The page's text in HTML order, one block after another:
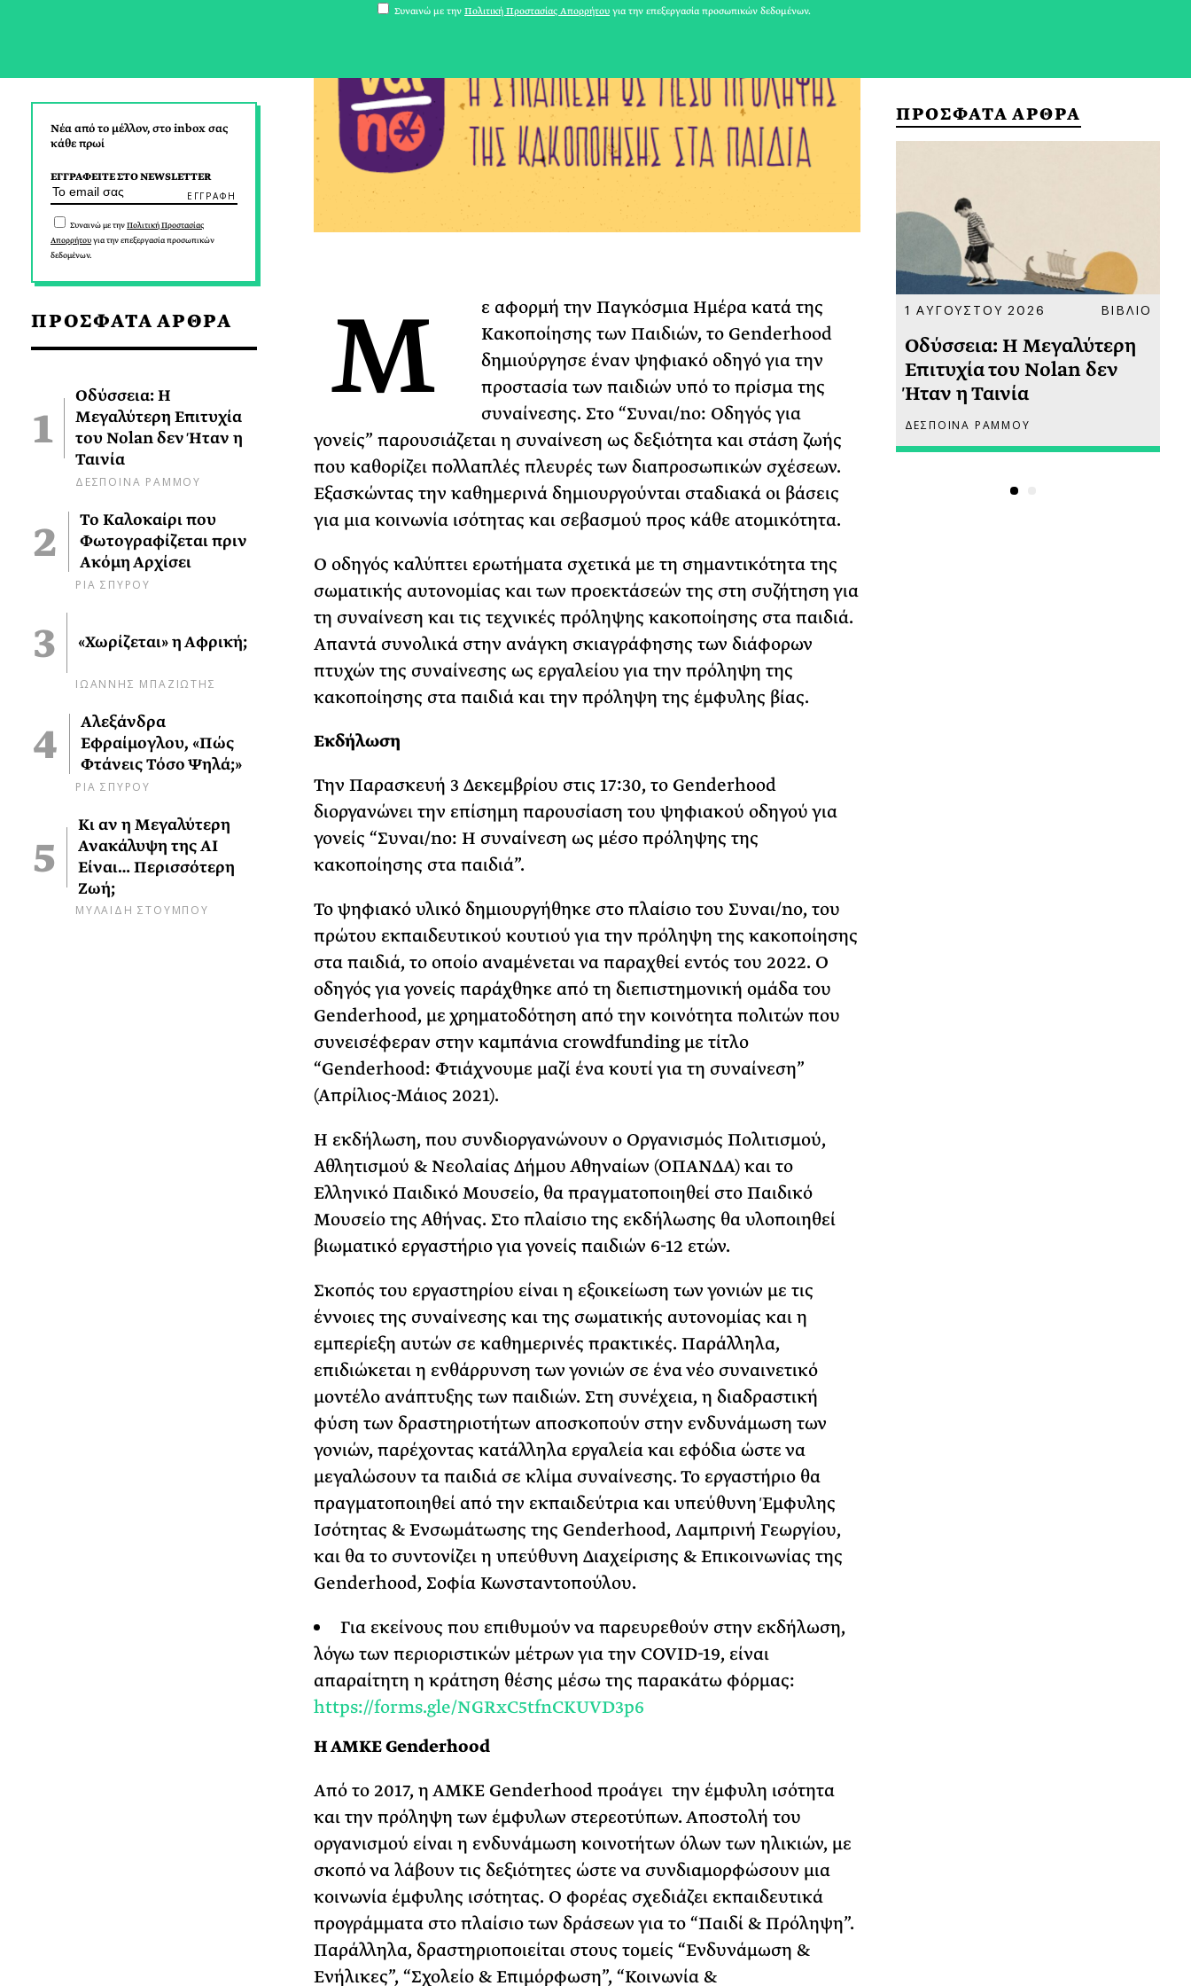
Νέα από το μέλλον, στο inbox σας
κάθε πρωί
ΕΓΓΡΑΦΕΙΤΕ ΣΤΟ NEWSLETTER
Συναινώ με τηνΠολιτική Προστασίας
Απορρήτουγια την επεξεργασία προσωπικών
δεδομένων.
ΠΡΟΣΦΑΤΑ ΑΡΘΡΑ
Οδύσσεια: Η
Μεγαλύτερη Επιτυχία
του Nolan δεν Ήταν η
Ταινία
ΔΕΣΠΟΙΝΑ ΡΑΜΜΟΥ
Το Καλοκαίρι που
Φωτογραφίζεται πριν
Ακόμη Αρχίσει
ΡΙΑ ΣΠΥΡΟΥ
«Χωρίζεται» η Αφρική;
ΙΩΑΝΝΗΣ ΜΠΑΖΙΩΤΗΣ
Αλεξάνδρα
Εφραίμογλου, «Πώς
Φτάνεις Τόσο Ψηλά;»
ΡΙΑ ΣΠΥΡΟΥ
Κι αν η Μεγαλύτερη
Ανακάλυψη της AI
Είναι… Περισσότερη
Ζωή;
ΜΥΛΑΙΔΗ ΣΤΟΥΜΠΟΥ
Μ
ε αφορμή την Παγκόσμια Ημέρα κατά της
Κακοποίησης των Παιδιών, το Genderhood
δημιούργησε έναν ψηφιακό οδηγό για την
προστασία των παιδιών υπό το πρίσμα της
συναίνεσης. Στο “Συναι/no: Οδηγός για
γονείς” παρουσιάζεται η συναίνεση ως δεξιότητα και στάση ζωής
που καθορίζει πολλαπλές πλευρές των διαπροσωπικών σχέσεων.
Εξασκώντας την καθημερινά δημιουργούνται σταδιακά οι βάσεις
για μια κοινωνία ισότητας και σεβασμού προς κάθε ατομικότητα.
Ο οδηγός καλύπτει ερωτήματα σχετικά με τη σημαντικότητα της
σωματικής αυτονομίας και των προεκτάσεών της στη συζήτηση για
τη συναίνεση και τις τεχνικές πρόληψης κακοποίησης στα παιδιά.
Απαντά συνολικά στην ανάγκη σκιαγράφησης των διάφορων
πτυχών της συναίνεσης ως εργαλείου για την πρόληψη της
κακοποίησης στα παιδιά και την πρόληψη της έμφυλης βίας.
Εκδήλωση
Την Παρασκευή 3 Δεκεμβρίου στις 17:30, το Genderhood
διοργανώνει την επίσημη παρουσίαση του ψηφιακού οδηγού για
γονείς “Συναι/no: Η συναίνεση ως μέσο πρόληψης της
κακοποίησης στα παιδιά”.
Το ψηφιακό υλικό δημιουργήθηκε στo πλαίσιo του Συναι/no, του
πρώτου εκπαιδευτικού κουτιού για την πρόληψη της κακοποίησης
στα παιδιά, το οποίο αναμένεται να παραχθεί εντός του 2022. Ο
οδηγός για γονείς παράχθηκε από τη διεπιστημονική ομάδα του
Genderhood, με χρηματοδότηση από την κοινότητα πολιτών που
συνεισέφεραν στην καμπάνια crowdfunding με τίτλο
“Genderhood: Φτιάχνουμε μαζί ένα κουτί για τη συναίνεση”
(Απρίλιος-Μάιος 2021).
Η εκδήλωση, που συνδιοργανώνουν ο Οργανισμός Πολιτισμού,
Αθλητισμού & Νεολαίας Δήμου Αθηναίων (ΟΠΑΝΔΑ) και το
Ελληνικό Παιδικό Μουσείο, θα πραγματοποιηθεί στο Παιδικό
Μουσείο της Αθήνας. Στο πλαίσιο της εκδήλωσης θα υλοποιηθεί
βιωματικό εργαστήριο για γονείς παιδιών 6-12 ετών.
Σκοπός του εργαστηρίου είναι η εξοικείωση των γονιών με τις
έννοιες της συναίνεσης και της σωματικής αυτονομίας και η
εμπερίεξη αυτών σε καθημερινές πρακτικές. Παράλληλα,
επιδιώκεται η ενθάρρυνση των γονιών σε ένα νέο συναινετικό
μοντέλο ανάπτυξης των παιδιών. Στη συνέχεια, η διαδραστική
φύση των δραστηριοτήτων αποσκοπούν στην ενδυνάμωση των
γονιών, παρέχοντας κατάλληλα εργαλεία και εφόδια ώστε να
μεγαλώσουν τα παιδιά σε κλίμα συναίνεσης. Το εργαστήριο θα
πραγματοποιηθεί από την εκπαιδεύτρια και υπεύθυνη Έμφυλης
Ισότητας & Ενσωμάτωσης της Genderhood, Λαμπρινή Γεωργίου,
και θα το συντονίζει η υπεύθυνη Διαχείρισης & Επικοινωνίας της
Genderhood, Σοφία Κωνσταντοπούλου.
Για εκείνους που επιθυμούν να παρευρεθούν στην εκδήλωση,
λόγω των περιοριστικών μέτρων για την COVID-19, είναι
απαραίτητη η κράτηση θέσης μέσω της παρακάτω φόρμας:
https://forms.gle/NGRxC5tfnCKUVD3p6
Η ΑΜΚΕ Genderhood
Από το 2017, η ΑΜΚΕ Genderhood προάγει την έμφυλη ισότητα
και την πρόληψη των έμφυλων στερεοτύπων. Αποστολή του
οργανισμού είναι η ενδυνάμωση κοινοτήτων όλων των ηλικιών, με
σκοπό να λάβουν τις δεξιότητες ώστε να συνδιαμορφώσουν μια
κοινωνία έμφυλης ισότητας. Ο φορέας σχεδιάζει εκπαιδευτικά
προγράμματα στο πλαίσιο των δράσεων για το “Παιδί & Πρόληψη”.
Παράλληλα, δραστηριοποιείται στους τομείς “Ενδυνάμωση &
Ενήλικες”, “Σχολείο & Επιμόρφωση”, “Κοινωνία &
ΠΡΟΣΦΑΤΑ ΑΡΘΡΑ
31 ΙΟΥΛΙΟΥ 2026 ΚΟΙΝΩΝΙΑ
Το Καλοκαίρι που
Φωτογραφίζεται πριν
Ακόμη Αρχίσει
ΡΙΑ ΣΠΥΡΟΥ
1 ΑΥΓΟΥΣΤΟΥ 2026 ΒΙΒΛΙΟ
Οδύσσεια: Η Μεγαλύτερη
Επιτυχία του Nolan δεν
Ήταν η Ταινία
ΔΕΣΠΟΙΝΑ ΡΑΜΜΟΥ
Συναινώ με την Πολιτική Προστασίας Απορρήτου για την επεξεργασία προσωπικών δεδομένων.